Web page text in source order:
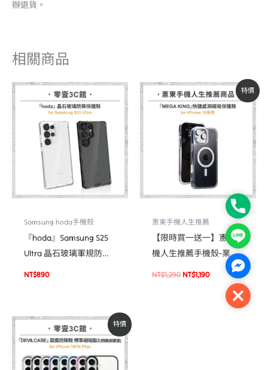
辦退貨。
相關商品
Samsung hoda手機殼
『hoda』Samsung S25
Ultra 晶石玻璃軍規防摔
保護殼 軍規防摔殼 手機
NT$890
特價
憲東手機人生推薦
【限時買一送一】憲東手
機人生推薦手機殼-業界
首款支援快捷感測軍規殼
NT$1,290
原
始
價
格：
NT$1,290。
NT$1,190
目
前
價
格：
特價
原
始
價
格：
NT$1,480。
目
前
價
格：
NT$1,258。
Phone
Line
Close